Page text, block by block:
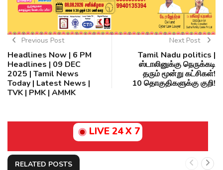
Previous Post
Headlines Now | 6 PM
Headlines | 09 DEC
2025 | Tamil News
Today | Latest News |
TVK | PMK | AMMK
Next Post
Tamil Nadu politics |
ஸ்டாலினுக்கு நெருக்கடி
தரும் மூன்று கட்சிகள்!
10 தொகுதிகளுக்கு குறி!
LIVE 24 X 7
RELATED POSTS